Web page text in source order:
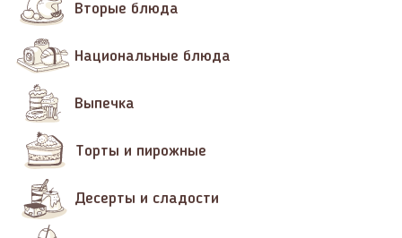
Вторые блюда
Национальные блюда
Выпечка
Торты и пирожные
Десерты и сладости